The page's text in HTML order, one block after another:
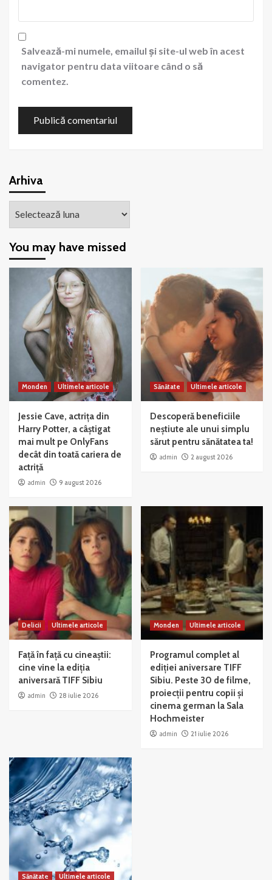
Salvează-mi numele, emailul și site-ul web în acest
navigator pentru data viitoare când o să
comentez.
Arhiva
You may have missed
Monden Ultimele articole
Jessie Cave, actrița din
Harry Potter, a câștigat
mai mult pe OnlyFans
decât din toată cariera de
actriță
admin 9 august 2026
Sănătate Ultimele articole
Descoperă beneficiile
neștiute ale unui simplu
sărut pentru sănătatea ta!
admin 2 august 2026
Delicii Ultimele articole
Față în față cu cineaștii:
cine vine la ediția
aniversară TIFF Sibiu
admin 28 iulie 2026
Monden Ultimele articole
Programul complet al
ediției aniversare TIFF
Sibiu. Peste 30 de filme,
proiecții pentru copii și
cinema german la Sala
Hochmeister
admin 21 iulie 2026
Sănătate Ultimele articole